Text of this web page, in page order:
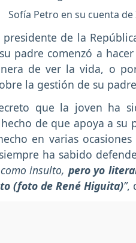
Sofía Petro en su cuenta
de la
padre comenzó a
de ver la vida, o
la gestión de su
que la joven ha
de que apoya a su
en varias
ha sabido
insulto, pero yo
(foto de René Higuita)”,